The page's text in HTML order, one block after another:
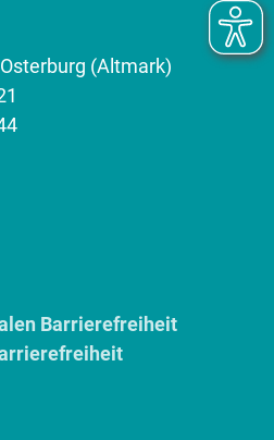
(Altmark)
Barrierefreiheit